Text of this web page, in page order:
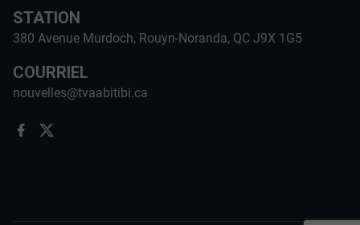
STATION
380 Avenue Murdoch, Rouyn-Noranda, QC J9X 1G5
COURRIEL
nouvelles@tvaabitibi.ca